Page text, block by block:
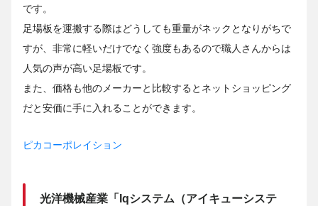
です。
足場板を運搬する際はどうしても重量がネックとなりがちで
すが、非常に軽いだけでなく強度もあるので職人さんからは
人気の声が高い足場板です。
また、価格も他のメーカーと比較するとネットショッピング
だと安価に手に入れることができます。
ピカコーポレイション
光洋機械産業「Iqシステム（アイキューシステ